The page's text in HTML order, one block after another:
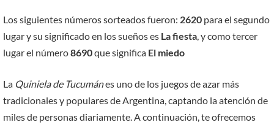
Los siguientes números sorteados fueron: 2620 para el segundo
lugar y su significado en los sueños es La fiesta , y como tercer
lugar el número8690que significa El miedo
La Quiniela de Tucumánes uno de los juegos de azar más
tradicionales y populares de Argentina, captando la atención de
miles de personas diariamente. A continuación, te ofrecemos